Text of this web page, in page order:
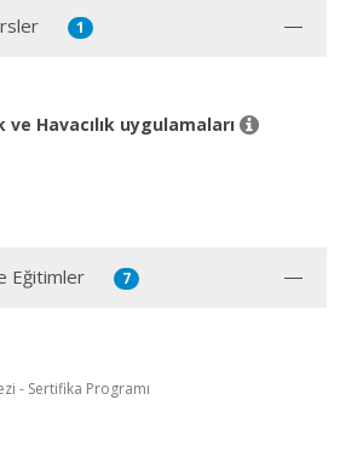
1
Havacılık uygulamaları
Eğitimler 7
- Sertifika Programı